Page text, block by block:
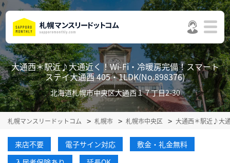
大通西＊駅近♪大通近く！Wi-Fi・冷暖房完備！スマート
ステイ大通西 405・1LDK(No.898376)
北海道札幌市中央区大通西１７丁目2-30
札幌マンスリードットコム 札幌市 札幌市中央区 大通西＊駅近♪大
来店不要 電子サイン対応
敷金・礼金無料